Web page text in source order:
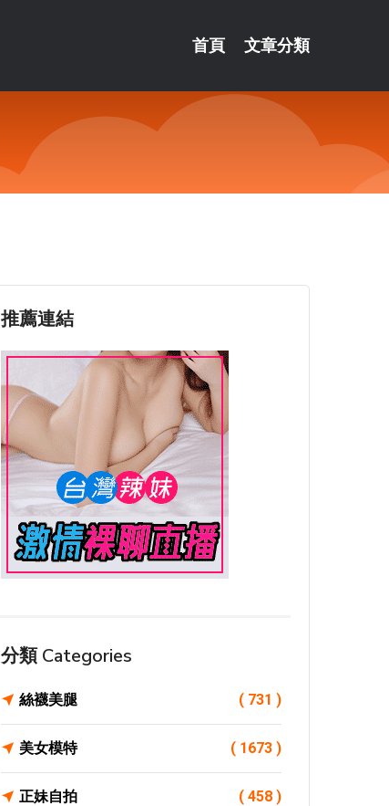
首頁 文章分類
推薦連結
分類 Categories
絲襪美腿 ( 731 )
美女模特 ( 1673 )
正妹自拍 ( 458 )